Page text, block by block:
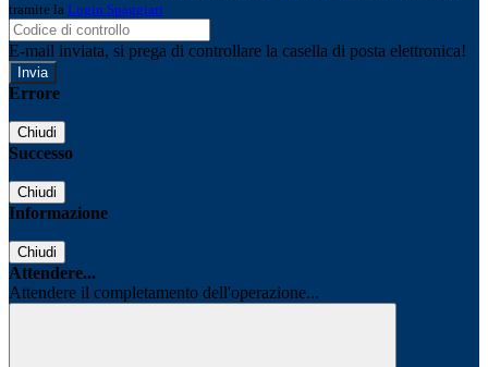
tramite la Login Spaggiari
E-mail inviata, si prega di controllare la casella di posta elettronica!
Errore
Chiudi
Successo
Chiudi
Informazione
Chiudi
Attendere...
Attendere il completamento dell'operazione...